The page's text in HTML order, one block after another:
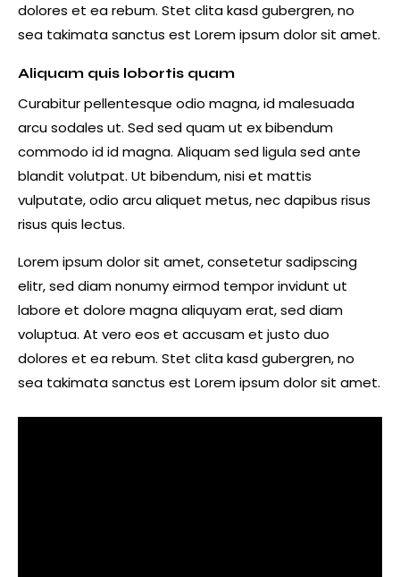
dolores et ea rebum. Stet clita kasd gubergren, no
sea takimata sanctus est Lorem ipsum dolor sit amet.
Aliquam quis lobortis quam
Curabitur pellentesque odio magna, id malesuada
arcu sodales ut. Sed sed quam ut ex bibendum
commodo id id magna. Aliquam sed ligula sed ante
blandit volutpat. Ut bibendum, nisi et mattis
vulputate, odio arcu aliquet metus, nec dapibus risus
risus quis lectus.
Lorem ipsum dolor sit amet, consetetur sadipscing
elitr, sed diam nonumy eirmod tempor invidunt ut
labore et dolore magna aliquyam erat, sed diam
voluptua. At vero eos et accusam et justo duo
dolores et ea rebum. Stet clita kasd gubergren, no
sea takimata sanctus est Lorem ipsum dolor sit amet.